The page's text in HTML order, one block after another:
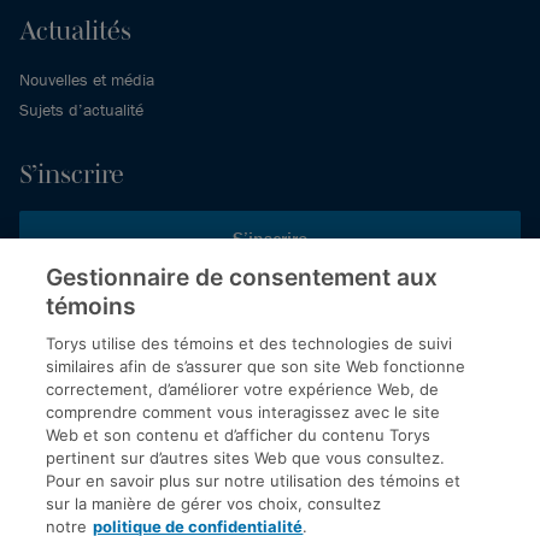
Actualités
Nouvelles et média
Sujets d’actualité
S’inscrire
S’inscrire
Inscrivez-vous aux publications de Torys pour recevoir nos derniers
commentaires, notre calendrier de webinaires et d’événements et
plus encore.
© 2026 Société d'avocats Torys S.E.N.C.R.L. Tous droits
réservés.
Politique de protection des renseignements personnels
Gestionnaire de consentement aux
témoins
Torys utilise des témoins et des technologies de suivi
similaires afin de s’assurer que son site Web fonctionne
correctement, d’améliorer votre expérience Web, de
comprendre comment vous interagissez avec le site
Web et son contenu et d’afficher du contenu Torys
pertinent sur d’autres sites Web que vous consultez.
Pour en savoir plus sur notre utilisation des témoins et
sur la manière de gérer vos choix, consultez
notre politique de confidentialité.